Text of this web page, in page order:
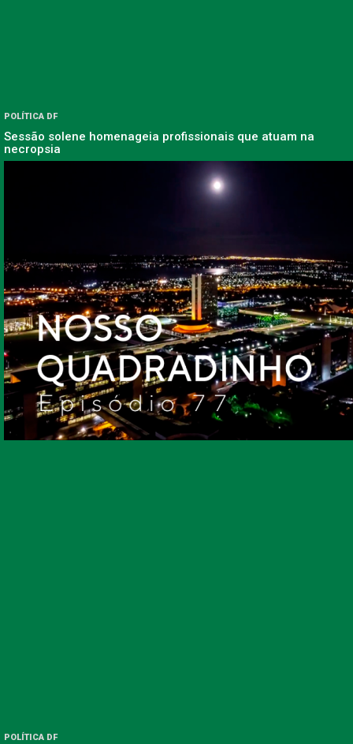
POLÍTICA DF
Sessão solene homenageia profissionais que atuam na
necropsia
POLÍTICA DF